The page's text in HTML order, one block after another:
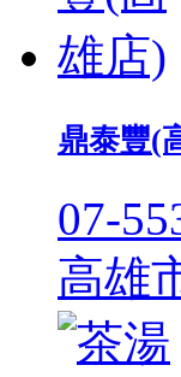
鼎泰豐(
07-
高雄